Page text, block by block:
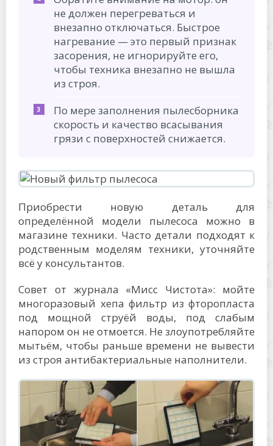
не должен перегреваться и
внезапно отключаться. Быстрое
нагревание — это первый признак
засорения, не игнорируйте его,
чтобы техника внезапно не вышла
из строя.
По мере заполнения пылесборника
скорость и качество всасывания
грязи с поверхностей снижается.
Приобрести новую деталь для
определённой модели пылесоса можно в
магазине техники. Часто детали подходят к
родственным моделям техники, уточняйте
всё у консультантов.
Совет от журнала «Мисс Чистота»: мойте
многоразовый хепа фильтр из фторопласта
под мощной струёй воды, под слабым
напором он не отмоется. Не злоупотребляйте
мытьём, чтобы раньше времени не вывести
из строя антибактериальные наполнители.